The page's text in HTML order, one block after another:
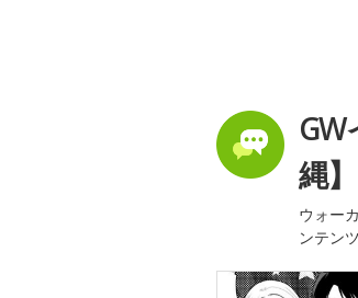
縄】
ウォー
ンテン